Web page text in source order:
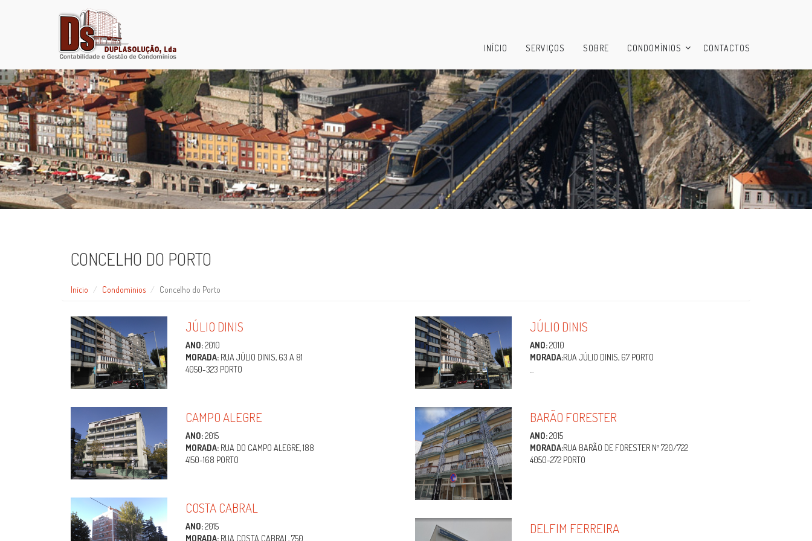
INÍCIO SERVIÇOS SOBRE CONDOMÍNIOS CONTACTOS
CONCELHO DO PORTO
Início Condomínios Concelho do Porto
JÚLIO DINIS
ANO:2010
MORADA: RUA JÚLIO DINIS, 63 A 81
4050-323 PORTO
CAMPO ALEGRE
ANO:2015
MORADA: RUA DO CAMPO ALEGRE, 188
4150-168 PORTO
COSTA CABRAL
ANO:2015
MORADA: RUA COSTA CABRAL, 750
JÚLIO DINIS
ANO:2010
MORADA:RUA JÚLIO DINIS, 67 PORTO
BARÃO FORESTER
ANO:2015
MORADA:RUA BARÃO DE FORESTER Nº 720/722
4050-272 PORTO
DELFIM FERREIRA